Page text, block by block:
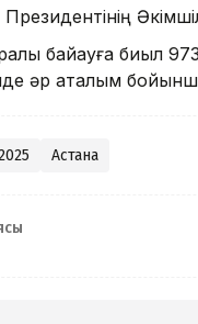
байқауға
әр аталым
Астана